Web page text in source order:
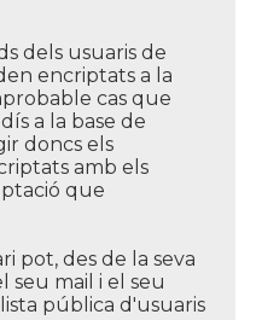
dels usuaris de
encriptats a la
cas que
a la base de
doncs els
amb els
que
pot, des de la seva
seu mail i el seu
pública d'usuaris